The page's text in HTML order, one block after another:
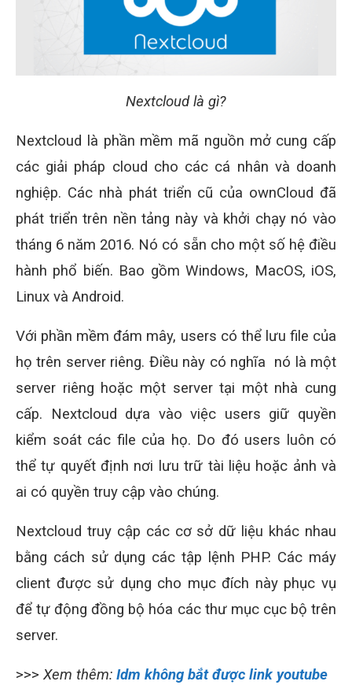
Nextcloud là gì?
Nextcloud là phần mềm mã nguồn mở cung cấp
các giải pháp cloud cho các cá nhân và doanh
nghiệp. Các nhà phát triển cũ của ownCloud đã
phát triển trên nền tảng này và khởi chạy nó vào
tháng 6 năm 2016. Nó có sẵn cho một số hệ điều
hành phổ biến. Bao gồm Windows, MacOS, iOS,
Linux và Android.
Với phần mềm đám mây, users có thể lưu file của
họ trên server riêng. Điều này có nghĩa nó là một
server riêng hoặc một server tại một nhà cung
cấp. Nextcloud dựa vào việc users giữ quyền
kiểm soát các file của họ. Do đó users luôn có
thể tự quyết định nơi lưu trữ tài liệu hoặc ảnh và
ai có quyền truy cập vào chúng.
Nextcloud truy cập các cơ sở dữ liệu khác nhau
bằng cách sử dụng các tập lệnh PHP. Các máy
client được sử dụng cho mục đích này phục vụ
để tự động đồng bộ hóa các thư mục cục bộ trên
server.
>>> Xem thêm: Idm không bắt được link youtube